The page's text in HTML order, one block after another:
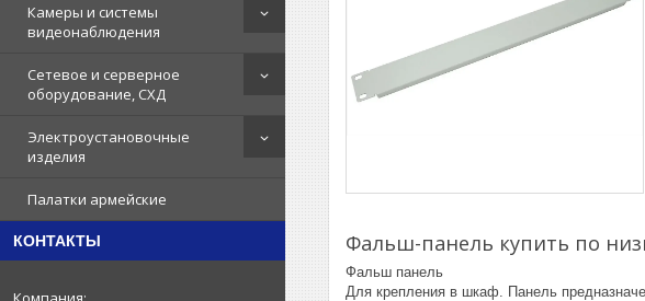
Камеры и системы
видеонаблюдения
Сетевое и серверное
оборудование, СХД
Электроустановочные
изделия
Палатки армейские
КОНТАКТЫ Фальш-панель купить по
Фальш панель
Для крепления в шкаф. Панель